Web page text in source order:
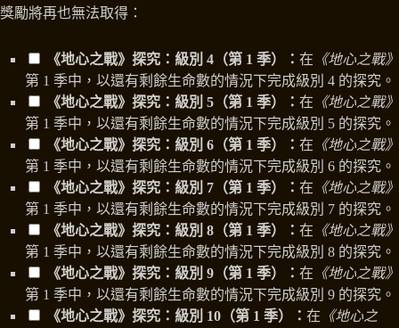
獎勵將再也無法取得：
《地心之戰》探究：級別 4（第 1 季）： 在 《地心之戰》
第 1 季中，以還有剩餘生命數的情況下完成級別 4 的探究。
《地心之戰》探究：級別 5（第 1 季）： 在 《地心之戰》
第 1 季中，以還有剩餘生命數的情況下完成級別 5 的探究。
《地心之戰》探究：級別 6（第 1 季）： 在 《地心之戰》
第 1 季中，以還有剩餘生命數的情況下完成級別 6 的探究。
《地心之戰》探究：級別 7（第 1 季）： 在 《地心之戰》
第 1 季中，以還有剩餘生命數的情況下完成級別 7 的探究。
《地心之戰》探究：級別 8（第 1 季）： 在 《地心之戰》
第 1 季中，以還有剩餘生命數的情況下完成級別 8 的探究。
《地心之戰》探究：級別 9（第 1 季）： 在 《地心之戰》
第 1 季中，以還有剩餘生命數的情況下完成級別 9 的探究。
《地心之戰》探究：級別 10（第 1 季）： 在 《地心之